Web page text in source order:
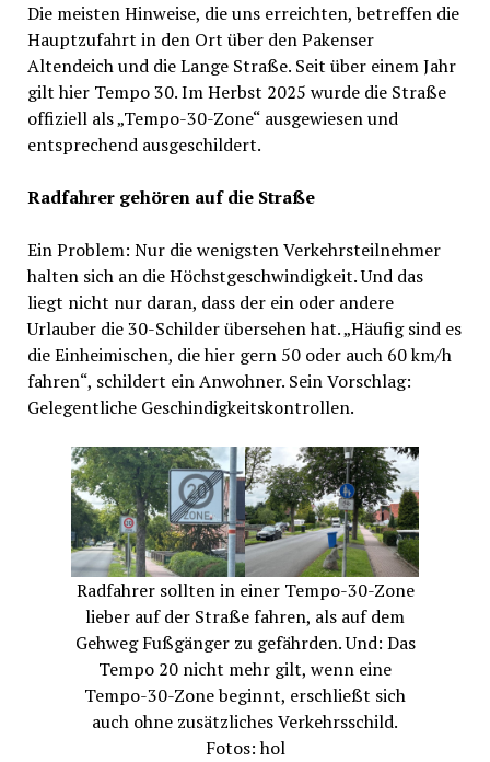
Die meisten Hinweise, die uns erreichten, betreffen die
Hauptzufahrt in den Ort über den Pakenser
Altendeich und die Lange Straße. Seit über einem Jahr
gilt hier Tempo 30. Im Herbst 2025 wurde die Straße
offiziell als „Tempo-30-Zone“ ausgewiesen und
entsprechend ausgeschildert.
Radfahrer gehören auf die Straße
Ein Problem: Nur die wenigsten Verkehrsteilnehmer
halten sich an die Höchstgeschwindigkeit. Und das
liegt nicht nur daran, dass der ein oder andere
Urlauber die 30-Schilder übersehen hat. „Häufig sind es
die Einheimischen, die hier gern 50 oder auch 60 km/h
fahren“, schildert ein Anwohner. Sein Vorschlag:
Gelegentliche Geschindigkeitskontrollen.
Radfahrer sollten in einer Tempo-30-Zone
lieber auf der Straße fahren, als auf dem
Gehweg Fußgänger zu gefährden. Und: Das
Tempo 20 nicht mehr gilt, wenn eine
Tempo-30-Zone beginnt, erschließt sich
auch ohne zusätzliches Verkehrsschild.
Fotos: hol